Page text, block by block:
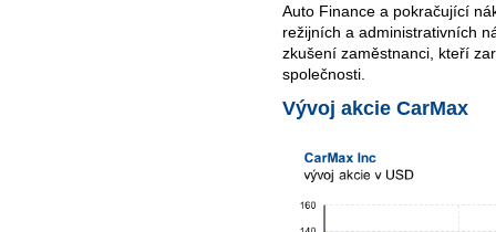
Auto Finance a pokračující
režijních a administrativních
zkušení zaměstnanci, kteří
společnosti.
Vývoj akcie CarMax